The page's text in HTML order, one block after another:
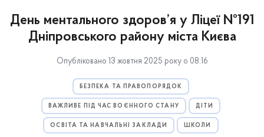
День ментального здоров’я у Ліцеї №191
Дніпровського району міста Києва
Опубліковано 13 жовтня 2025 року о 08:16
БЕЗПЕКА ТА ПРАВОПОРЯДОК
ВАЖЛИВЕ ПІД ЧАС ВОЄННОГО СТАНУ ДІТИ
ОСВІТА ТА НАВЧАЛЬНІ ЗАКЛАДИ ШКОЛИ